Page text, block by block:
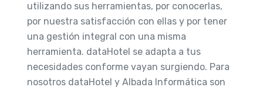
utilizando sus herramientas, por conocerlas,
por nuestra satisfacción con ellas y por tener
una gestión integral con una misma
herramienta. dataHotel se adapta a tus
necesidades conforme vayan surgiendo. Para
nosotros dataHotel y Albada Informática son